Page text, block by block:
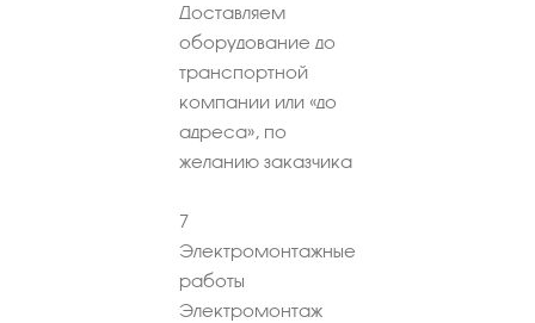
Доставляем
оборудование до
транспортной
компании или «до
адреса», по
желанию заказчика
7
Электромонтажные
работы
Электромонтаж